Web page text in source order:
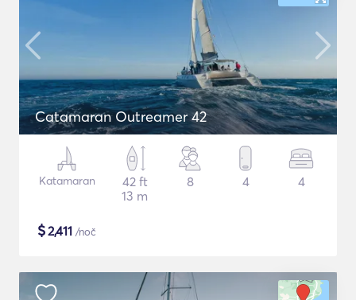
Catamaran Outreamer 42
Katamaran
42 ft
13 m
8 4 4
$2,411 /noč